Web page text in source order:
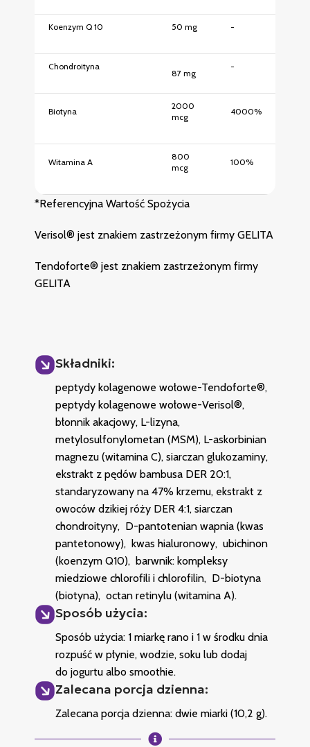
Koenzym Q 10 50 mg -
Chondroityna
87 mg
-
Biotyna
2000
mcg
4000%
Witamina A
800
mcg
100%
*Referencyjna Wartość Spożycia
Verisol® jest znakiem zastrzeżonym firmy GELITA
Tendoforte® jest znakiem zastrzeżonym firmy
GELITA
Składniki:
peptydy kolagenowe wołowe-Tendoforte®,
peptydy kolagenowe wołowe-Verisol®,
błonnik akacjowy, L-lizyna,
metylosulfonylometan (MSM), L-askorbinian
magnezu (witamina C), siarczan glukozaminy,
ekstrakt z pędów bambusa DER 20:1,
standaryzowany na 47% krzemu, ekstrakt z
owoców dzikiej róży DER 4:1, siarczan
chondroityny, D-pantotenian wapnia (kwas
pantetonowy), kwas hialuronowy, ubichinon
(koenzym Q10), barwnik: kompleksy
miedziowe chlorofili i chlorofilin, D-biotyna
(biotyna), octan retinylu (witamina A).
Sposób użycia:
Sposób użycia: 1 miarkę rano i 1 w środku dnia
rozpuść w płynie, wodzie, soku lub dodaj
do jogurtu albo smoothie.
Zalecana porcja dzienna:
Zalecana porcja dzienna: dwie miarki (10,2 g).